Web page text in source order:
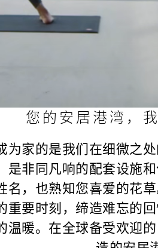
您的安居港湾，
为家的是我们在细微之
是非同凡响的配套设施
名，也熟知您喜爱的花
重要时刻，缔造难忘的
温暖。在全球备受欢迎